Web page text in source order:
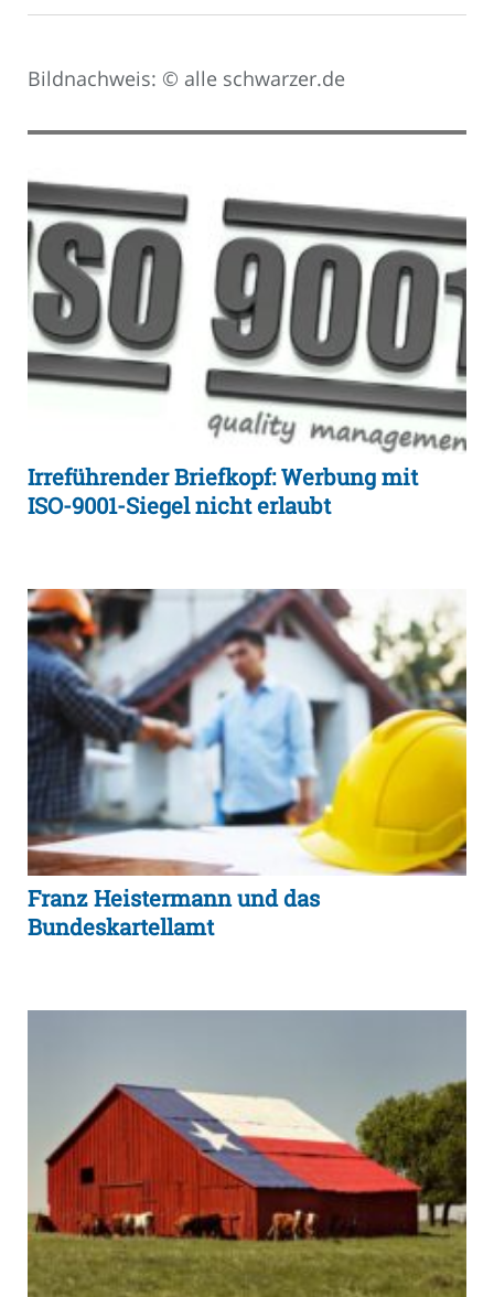
Bildnachweis: © alle schwarzer.de
Irreführender Briefkopf: Werbung mit
ISO-9001-Siegel nicht erlaubt
Franz Heistermann und das
Bundeskartellamt